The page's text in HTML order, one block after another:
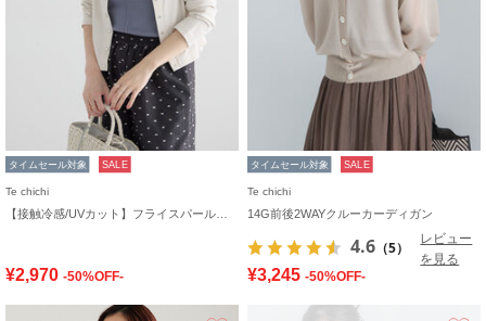
タイムセール対象 SALE
Te chichi
¥2,970 -50%OFF-
タイムセール対象 SALE
Te chichi
14G前後2WAYクルーカーディガン
4.6 （5）
レビュー
を見る
¥3,245 -50%OFF-
お気に入り